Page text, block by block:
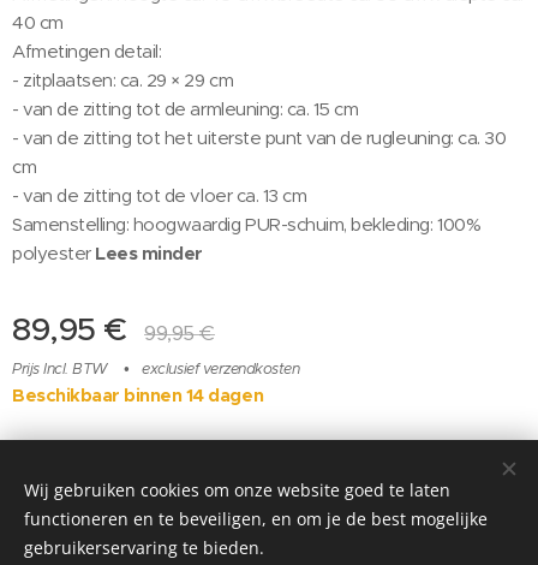
40 cm
Afmetingen detail:
- zitplaatsen: ca. 29 × 29 cm
- van de zitting tot de armleuning: ca. 15 cm
- van de zitting tot het uiterste punt van de rugleuning: ca. 30
cm
- van de zitting tot de vloer ca. 13 cm
Samenstelling: hoogwaardig PUR-schuim, bekleding: 100%
polyester Lees minder
89,95 € 99,95€
Prijs Incl. BTW exclusief verzendkosten
Beschikbaar binnen 14 dagen
instagram @elenora_babyspa
Mogelijk gemaakt doorWebnode Cookies
Wij gebruiken cookies om onze website goed te laten
functioneren en te beveiligen, en om je de best mogelijke
gebruikerservaring te bieden.